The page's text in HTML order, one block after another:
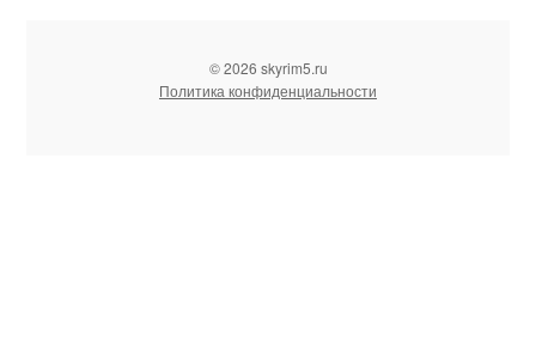
© 2026 skyrim5.ru
Политика конфиденциальности